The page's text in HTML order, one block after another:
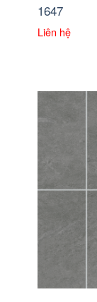
1647
Liên hệ